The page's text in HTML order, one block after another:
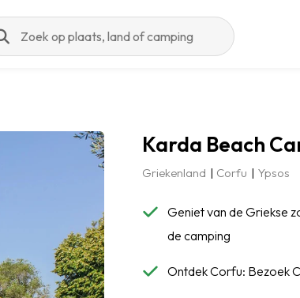
Zoeken
Karda Beach
Griekenland Corfu Ypsos
Geniet van de Griekse
de camping
Ontdek Corfu: Bezoek